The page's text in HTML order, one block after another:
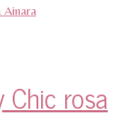
Chic rosa